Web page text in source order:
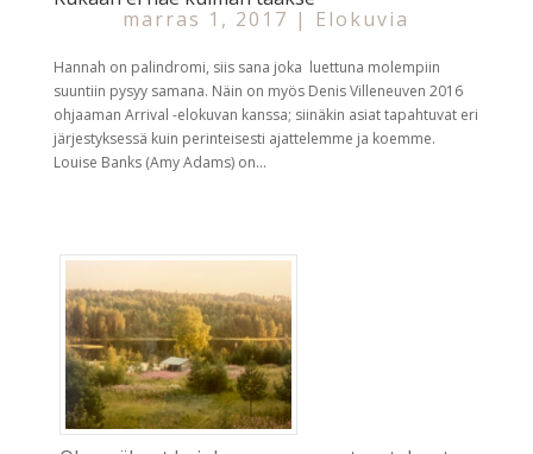
marras 1, 2017 | Elokuvia
Hannah on palindromi, siis sana joka luettuna molempiin
suuntiin pysyy samana. Näin on myös Denis Villeneuven 2016
ohjaaman Arrival -elokuvan kanssa; siinäkin asiat tapahtuvat eri
järjestyksessä kuin perinteisesti ajattelemme ja koemme.
Louise Banks (Amy Adams) on...